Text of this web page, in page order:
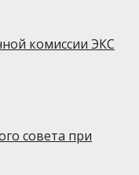
комиссии ЭКС
совета при